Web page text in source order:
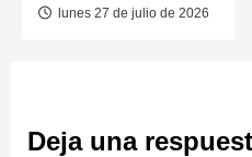
lunes 27 de julio de 2026
Deja una